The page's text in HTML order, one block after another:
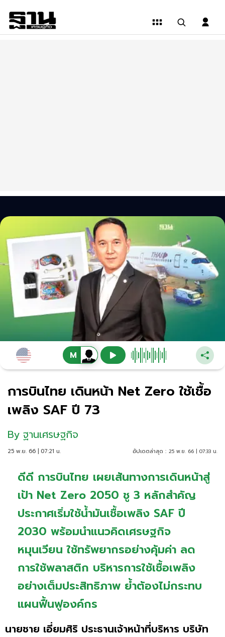
การบินไทย เดินหน้า Net Zero ใช้เชื้อ
เพลิง SAF ปี 73
By ฐานเศรษฐกิจ
25 พ.ย. 66 | 07:21 น. อัปเดตล่าสุด : 25 พ.ย. 66 | 07:33 น.
ดีดี การบินไทย เผยเส้นทางการเดินหน้าสู่
เป้า Net Zero 2050 ชู 3 หลักสำคัญ
ประกาศเริ่มใช้น้ำมันเชื้อเพลิง SAF ปี
2030 พร้อมนำแนวคิดเศรษฐกิจ
หมุนเวียน ใช้ทรัพยากรอย่างคุ้มค่า ลด
การใช้พลาสติก บริหารการใช้เชื้อเพลิง
อย่างเต็มประสิทธิภาพ ย้ำต้องไม่กระทบ
แผนฟื้นฟูองค์กร
นายชาย เอี่ยมศิริ ประธานเจ้าหน้าที่บริหาร บริษัท